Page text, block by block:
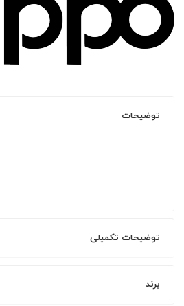
توضیحات
توضیحات تکمیلی
برند